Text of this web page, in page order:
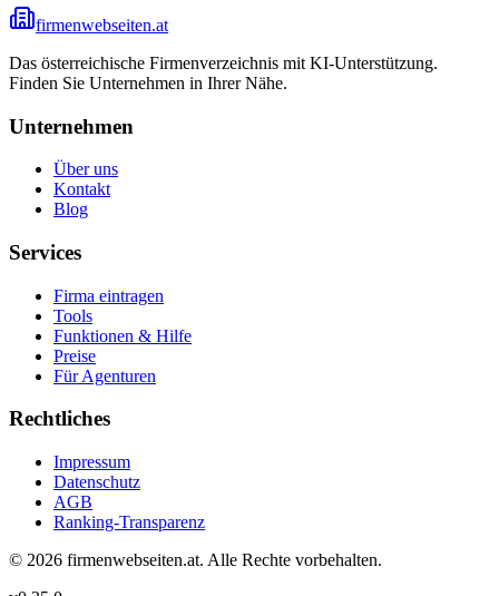
firmenwebseiten.at
Das österreichische Firmenverzeichnis mit KI-Unterstützung.
Finden Sie Unternehmen in Ihrer Nähe.
Unternehmen
Über uns
Kontakt
Blog
Services
Firma eintragen
Tools
Funktionen & Hilfe
Preise
Für Agenturen
Rechtliches
Impressum
Datenschutz
AGB
Ranking-Transparenz
© 2026 firmenwebseiten.at. Alle Rechte vorbehalten.